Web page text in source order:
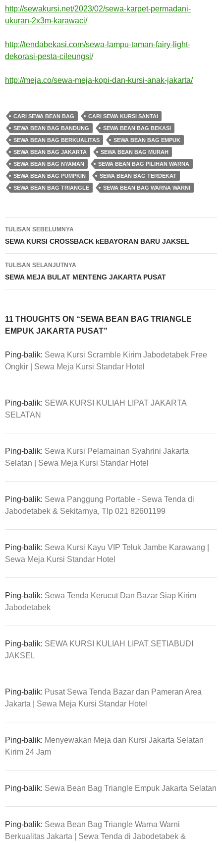
http://sewakursi.net/2023/02/sewa-karpet-permadani-
ukuran-2x3m-karawaci/
http://tendabekasi.com/sewa-lampu-taman-fairy-light-
dekorasi-pesta-cileungsi/
http://meja.co/sewa-meja-kopi-dan-kursi-anak-jakarta/
CARI SEWA BEAN BAG
CARI SEWA KURSI SANTAI
SEWA BEAN BAG BANDUNG
SEWA BEAN BAG BEKASI
SEWA BEAN BAG BERKUALITAS
SEWA BEAN BAG EMPUK
SEWA BEAN BAG JAKARTA
SEWA BEAN BAG MURAH
SEWA BEAN BAG NYAMAN
SEWA BEAN BAG PILIHAN WARNA
SEWA BEAN BAG PUMPKIN
SEWA BEAN BAG TERDEKAT
SEWA BEAN BAG TRIANGLE
SEWA BEAN BAG WARNA WARNI
Navigasi
Tulisan
TULISAN SEBELUMNYA
SEWA KURSI CROSSBACK kEBAYORAN BARU JAKSEL
TULISAN SELANJUTNYA
SEWA MEJA BULAT MENTENG JAKARTA PUSAT
11 THOUGHTS ON “SEWA BEAN BAG TRIANGLE
EMPUK JAKARTA PUSAT”
Ping-balik: Sewa Kursi Scramble Kirim Jabodetabek Free
Ongkir | Sewa Meja Kursi Standar Hotel
Ping-balik: SEWA KURSI KULIAH LIPAT JAKARTA
SELATAN
Ping-balik: Sewa Kursi Pelamainan Syahrini Jakarta
Selatan | Sewa Meja Kursi Standar Hotel
Ping-balik: Sewa Panggung Portable - Sewa Tenda di
Jabodetabek & Sekitarnya, Tlp 021 82601199
Ping-balik: Sewa Kursi Kayu VIP Teluk Jambe Karawang |
Sewa Meja Kursi Standar Hotel
Ping-balik: Sewa Tenda Kerucut Dan Bazar Siap Kirim
Jabodetabek
Ping-balik: SEWA KURSI KULIAH LIPAT SETIABUDI
JAKSEL
Ping-balik: Pusat Sewa Tenda Bazar dan Pameran Area
Jakarta | Sewa Meja Kursi Standar Hotel
Ping-balik: Menyewakan Meja dan Kursi Jakarta Selatan
Kirim 24 Jam
Ping-balik: Sewa Bean Bag Triangle Empuk Jakarta Selatan
Ping-balik: Sewa Bean Bag Triangle Warna Warni
Berkualitas Jakarta | Sewa Tenda di Jabodetabek &